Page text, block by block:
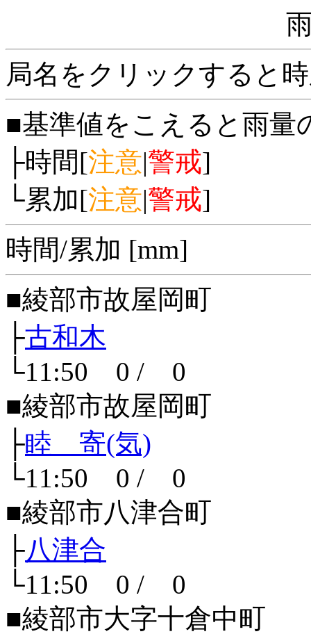
局名をクリックすると
■基準値をこえると雨量
├時間[注意|警戒]
└累加[注意|警戒]
時間/累加 [mm]
■綾部市故屋岡町
├古和木
└11:50 0 / 0
■綾部市故屋岡町
├睦 寄(気)
└11:50 0 / 0
■綾部市八津合町
├八津合
└11:50 0 / 0
■綾部市大字十倉中町